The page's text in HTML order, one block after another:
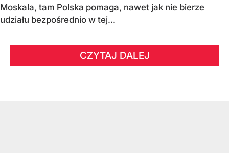
Moskala, tam Polska pomaga, nawet jak nie bierze
udziału bezpośrednio w tej...
CZYTAJ DALEJ